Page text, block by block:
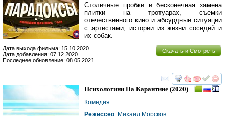
Столичные пробки и бесконечная замена
плитки на тротуарах, съемки
отечественного кино и абсурдные ситуации
с артистами, истории из жизни соседей и
их собак.
Скачать и Смотреть
Дата выхода фильма: 15.10.2020
Дата добавления: 07.12.2020
Последнее обновление: 08.05.2021
смотреть
Психологини На Карантине (2020)
Комедия
Режиссер: Михаил Морсков